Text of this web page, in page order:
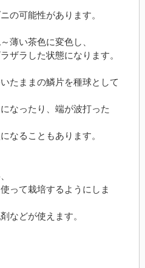
の可能性があります。
薄い茶色に変色し、
ザラした状態になります。
たままの鱗片を種球として
なったり、端が波打った
なることもあります。
って栽培するようにしま
などが使えます。